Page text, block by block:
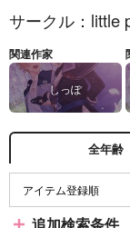
サークル：little
関連作家
しっぽ
全年齢
追加検索条件